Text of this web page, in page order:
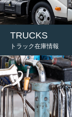
TRUCKS
トラック在庫情報